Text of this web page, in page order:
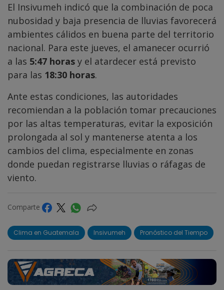
El Insivumeh indicó que la combinación de poca
nubosidad y baja presencia de lluvias favorecerá
ambientes cálidos en buena parte del territorio
nacional. Para este jueves, el amanecer ocurrió
a las 5:47 horas y el atardecer está previsto
para las 18:30 horas.
Ante estas condiciones, las autoridades
recomiendan a la población tomar precauciones
por las altas temperaturas, evitar la exposición
prolongada al sol y mantenerse atenta a los
cambios del clima, especialmente en zonas
donde puedan registrarse lluvias o ráfagas de
viento.
Comparte
Clima en Guatemala Insivumeh Pronóstico del Tiempo